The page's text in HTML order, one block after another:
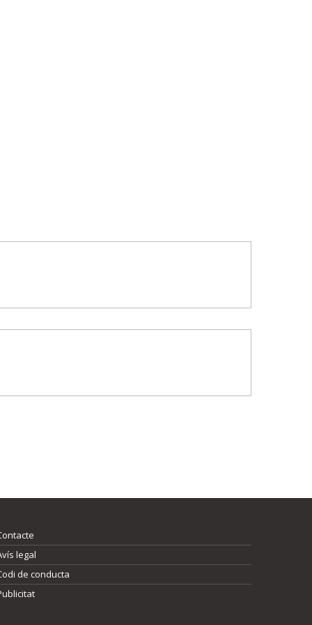
legal
de conducta